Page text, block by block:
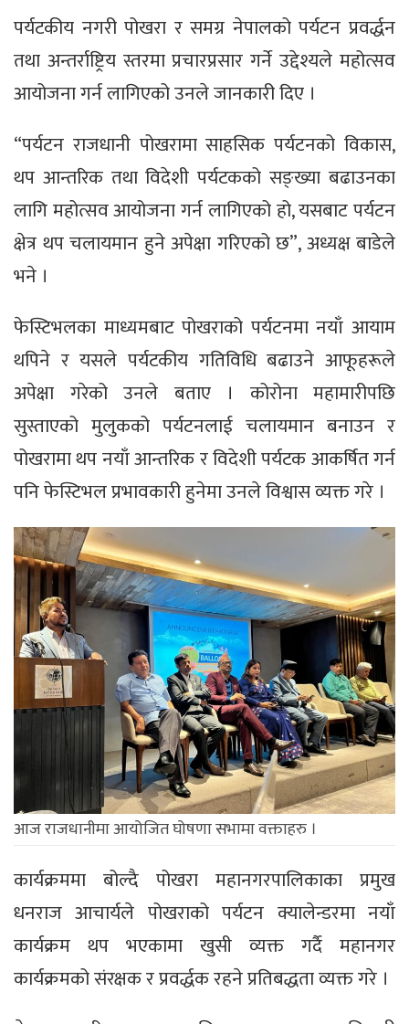
पर्यटकीय नगरी पोखरा र समग्र नेपालको पर्यटन प्रवर्द्धन
तथा अन्तर्राष्ट्रिय स्तरमा प्रचारप्रसार गर्ने उद्देश्यले महोत्सव
आयोजना गर्न लागिएको उनले जानकारी दिए ।
“पर्यटन राजधानी पोखरामा साहसिक पर्यटनको विकास,
थप आन्तरिक तथा विदेशी पर्यटकको सङ्ख्या बढाउनका
लागि महोत्सव आयोजना गर्न लागिएको हो, यसबाट पर्यटन
क्षेत्र थप चलायमान हुने अपेक्षा गरिएको छ”, अध्यक्ष बाडेले
भने ।
फेस्टिभलका माध्यमबाट पोखराको पर्यटनमा नयाँ आयाम
थपिने र यसले पर्यटकीय गतिविधि बढाउने आफूहरूले
अपेक्षा गरेको उनले बताए । कोरोना महामारीपछि
सुस्ताएको मुलुकको पर्यटनलाई चलायमान बनाउन र
पोखरामा थप नयाँ आन्तरिक र विदेशी पर्यटक आकर्षित गर्न
पनि फेस्टिभल प्रभावकारी हुनेमा उनले विश्वास व्यक्त गरे ।
आज राजधानीमा आयोजित घोषणा सभामा वक्ताहरु ।
कार्यक्रममा बोल्दै पोखरा महानगरपालिकाका प्रमुख
धनराज आचार्यले पोखराको पर्यटन क्यालेन्डरमा नयाँ
कार्यक्रम थप भएकामा खुसी व्यक्त गर्दै महानगर
कार्यक्रमको संरक्षक र प्रवर्द्धक रहने प्रतिबद्धता व्यक्त गरे ।